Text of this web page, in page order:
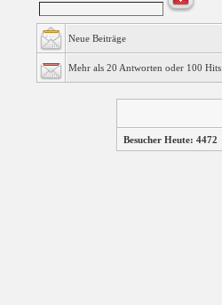
Neue Beiträge
Mehr als 20 Antworten oder 100 Hits
Besucher Heute: 4472